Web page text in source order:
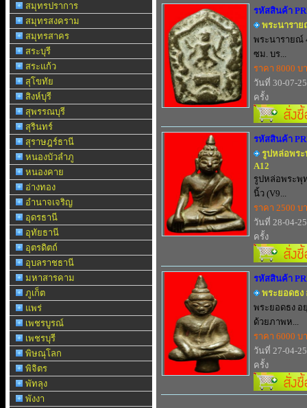
สมุทรปราการ
สมุทรสงคราม
สมุทรสาคร
สระบุรี
สระแก้ว
สุโขทัย
สิงห์บุรี
สุพรรณบุรี
สุรินทร์
สุราษฎร์ธานี
หนองบัวลำภู
หนองคาย
อ่างทอง
อำนาจเจริญ
อุดรธานี
อุทัยธานี
อุตรดิตถ์
อุบลราชธานี
มหาสารคาม
ภูเก็ต
แพร่
เพชรบูรณ์
เพชรบุรี
พิษณุโลก
พิจิตร
พัทลุง
พังงา
รหัสสินค้า
พระนาราย
พระนารายณ์
ซม. บร...
ราคา 8000 บ
วันที่ 30-07-
ครั้ง
รหัสสินค้า
รูปหล่อพระ
A12
รูปหล่อพระพุ
นิ้ว (V9...
ราคา 2500 บ
วันที่ 28-04-
ครั้ง
รหัสสินค้า
พระยอดธง
พระยอดธง อ
ด้วยภาพห...
ราคา 6000 บ
วันที่ 27-04-
ครั้ง